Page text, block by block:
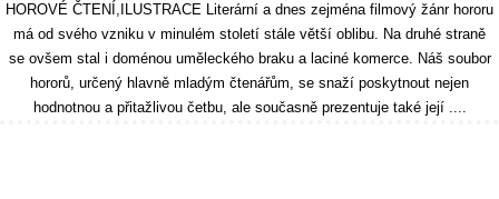
HOROVÉ ČTENÍ,ILUSTRACE Literární a dnes zejména filmový žánr hororu
má od svého vzniku v minulém století stále větší oblibu. Na druhé straně
se ovšem stal i doménou uměleckého braku a laciné komerce. Náš soubor
hororů, určený hlavně mladým čtenářům, se snaží poskytnout nejen
hodnotnou a přitažlivou četbu, ale současně prezentuje také její ....